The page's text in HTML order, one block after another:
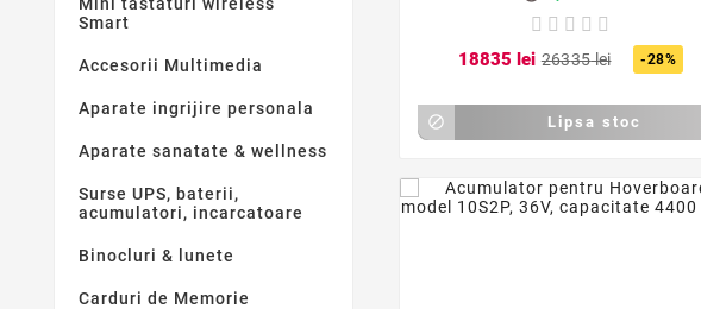
Smart
Accesorii Multimedia
Aparate ingrijire personala
Aparate sanatate & wellness
Surse UPS, baterii,
acumulatori, incarcatoare
Binocluri & lunete
Carduri de Memorie
18835 lei 26335lei -28%
 Lipsa stoc